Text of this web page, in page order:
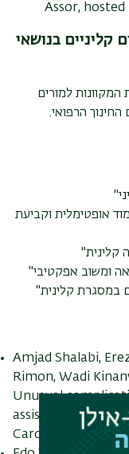
Assor,
קליניים בנושאי
למורים
הרפואי.
לימוד אופטימלית וקביעת
Amjad Shalabi,
Rimon, Wadi
Unusual
assisted device
Cardiothorac